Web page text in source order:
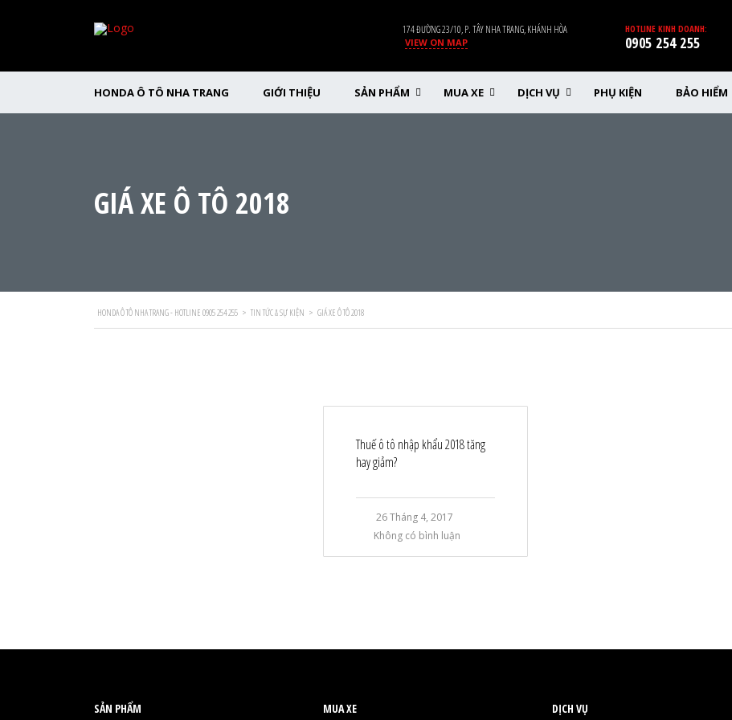
HOTLINE KINH DOANH:
0905 254 255
174 ĐƯỜNG 23/10, P. TÂY NHA TRANG, KHÁNH HÒA
VIEW ON MAP
HONDA Ô TÔ NHA TRANG GIỚI THIỆU SẢN PHẨM MUA XE DỊCH VỤ PHỤ KIỆN BẢO HIỂM
GIÁ XE Ô TÔ 2018
HONDA Ô TÔ NHA TRANG - HOTLINE 0905 254 255 > TIN TỨC & SỰ KIỆN > GIÁ XE Ô TÔ 2018
Thuế ô tô nhập khẩu 2018 tăng
hay giảm?
26 Tháng 4, 2017
Không có bình luận
SẢN PHẨM MUA XE DỊCH VỤ